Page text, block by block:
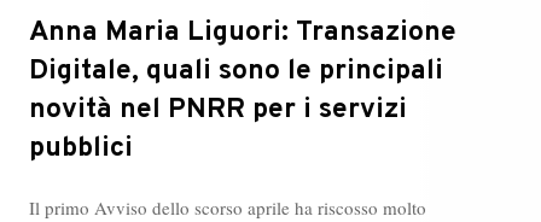
Anna Maria Liguori: Transazione
Digitale, quali sono le principali
novità nel PNRR per i servizi
pubblici
Il primo Avviso dello scorso aprile ha riscosso molto